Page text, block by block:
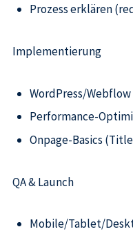
Prozess erklären
Implementierung
WordPress/
Performance-
Onpage-Basics
QA & Launch
Mobile/Tablet/